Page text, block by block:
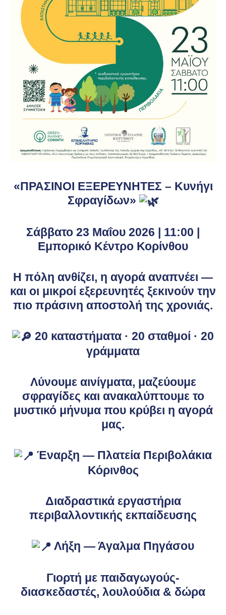
«ΠΡΑΣΙΝΟΙ ΕΞΕΡΕΥΝΗΤΕΣ – Κυνήγι
Σφραγίδων»
Σάββατο 23 Μαΐου 2026 | 11:00 |
Εμπορικό Κέντρο Κορίνθου
Η πόλη ανθίζει, η αγορά αναπνέει —
και οι μικροί εξερευνητές ξεκινούν την
πιο πράσινη αποστολή της χρονιάς.
20 καταστήματα · 20 σταθμοί · 20
γράμματα
Λύνουμε αινίγματα, μαζεύουμε
σφραγίδες και ανακαλύπτουμε το
μυστικό μήνυμα που κρύβει η αγορά
μας.
Έναρξη — Πλατεία Περιβολάκια
Κόρινθος
Διαδραστικά εργαστήρια
περιβαλλοντικής εκπαίδευσης
Λήξη — Άγαλμα Πηγάσου
Γιορτή με παιδαγωγούς-
διασκεδαστές, λουλούδια & δώρα